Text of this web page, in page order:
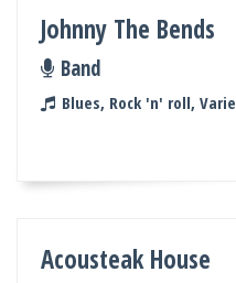
Johnny The Bends
Band
Blues, Rock 'n' roll, Varie
Acousteak House